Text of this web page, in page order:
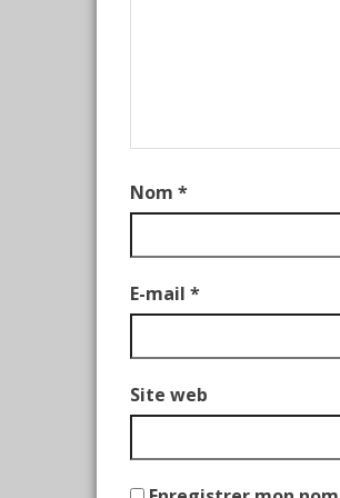
Nom *
E-mail *
Site web